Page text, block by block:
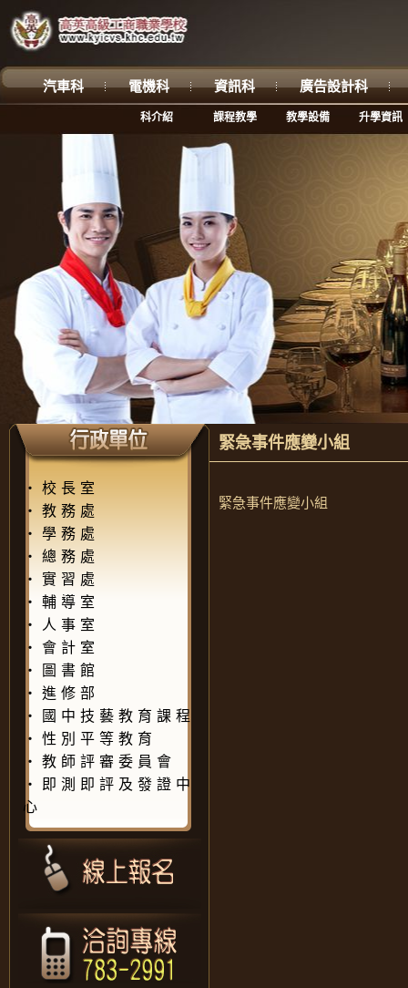
汽車科 電機科 資訊科 廣告設計科
科介紹 課程教學 教學設備 升學資訊
‧ 校長室
‧ 教務處
‧ 學務處
‧ 總務處
‧ 實習處
‧ 輔導室
‧
人事室
‧ 會計室
‧
圖書館
‧ 進修部
‧
國中技藝教育課程
‧ 性別平等教育
‧ 教師評審委員會
‧
即測即評及發證中
心
緊急事件應變小組
緊急事件應變小組